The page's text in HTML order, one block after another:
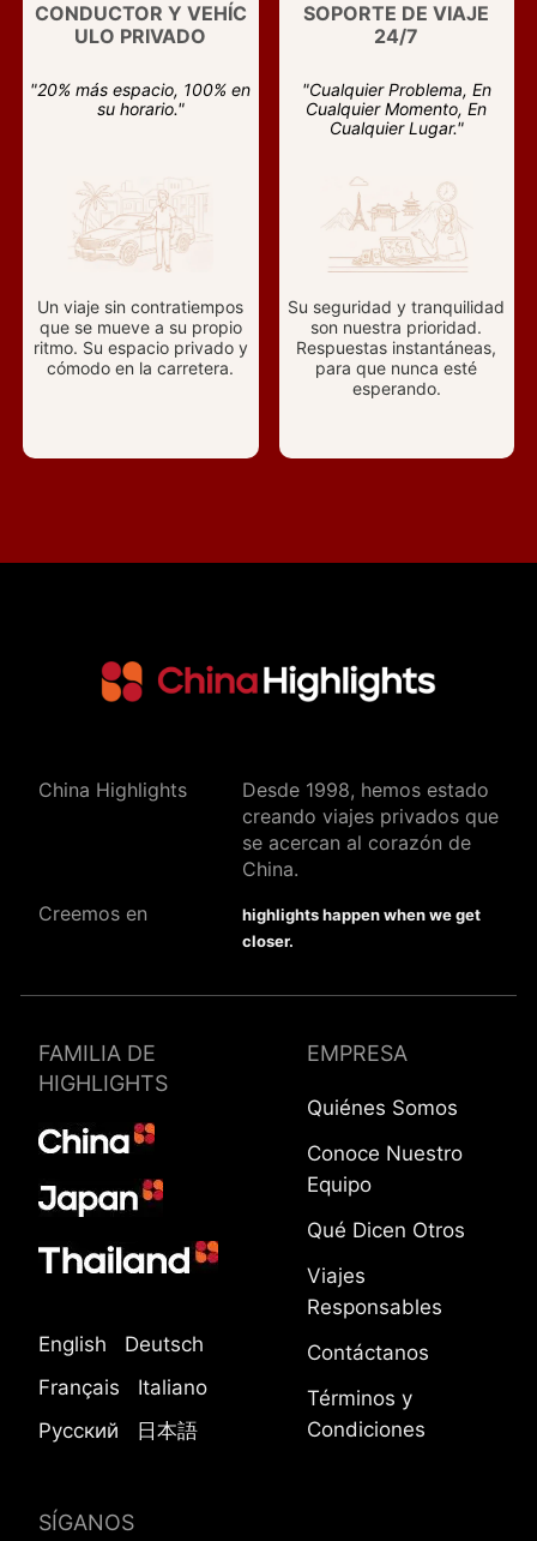
CONDUCTOR Y VEHÍC
ULO PRIVADO
"20% más espacio, 100% en
su horario."
Un viaje sin contratiempos
que se mueve a su propio
ritmo. Su espacio privado y
cómodo en la carretera.
SOPORTE DE VIAJE
24/7
"Cualquier Problema, En
Cualquier Momento, En
Cualquier Lugar."
Su seguridad y tranquilidad
son nuestra prioridad.
Respuestas instantáneas,
para que nunca esté
esperando.
China Highlights
Desde 1998, hemos estado
creando viajes privados que
se acercan al corazón de
China.
Creemos en
highlights happen when we get
closer.
FAMILIA DE
HIGHLIGHTS
English
Deutsch
Français
Italiano
Русский
日本語
SÍGANOS
EMPRESA
Quiénes Somos
Conoce Nuestro
Equipo
Qué Dicen Otros
Viajes
Responsables
Contáctanos
Términos y
Condiciones